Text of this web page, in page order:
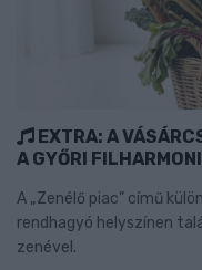
EXTRA: A
A GYŐRI
A „Zenélő piac” című
rendhagyó helyszínen
zenével.